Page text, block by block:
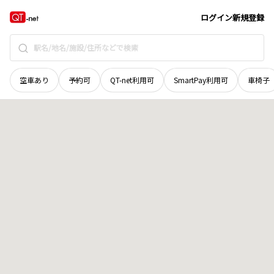
ログイン新規登録
空車あり 予約可 QT-net利用可 SmartPay利用可 車椅子
京都府